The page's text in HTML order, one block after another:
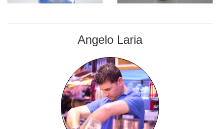
Angelo Laria
BARMAN